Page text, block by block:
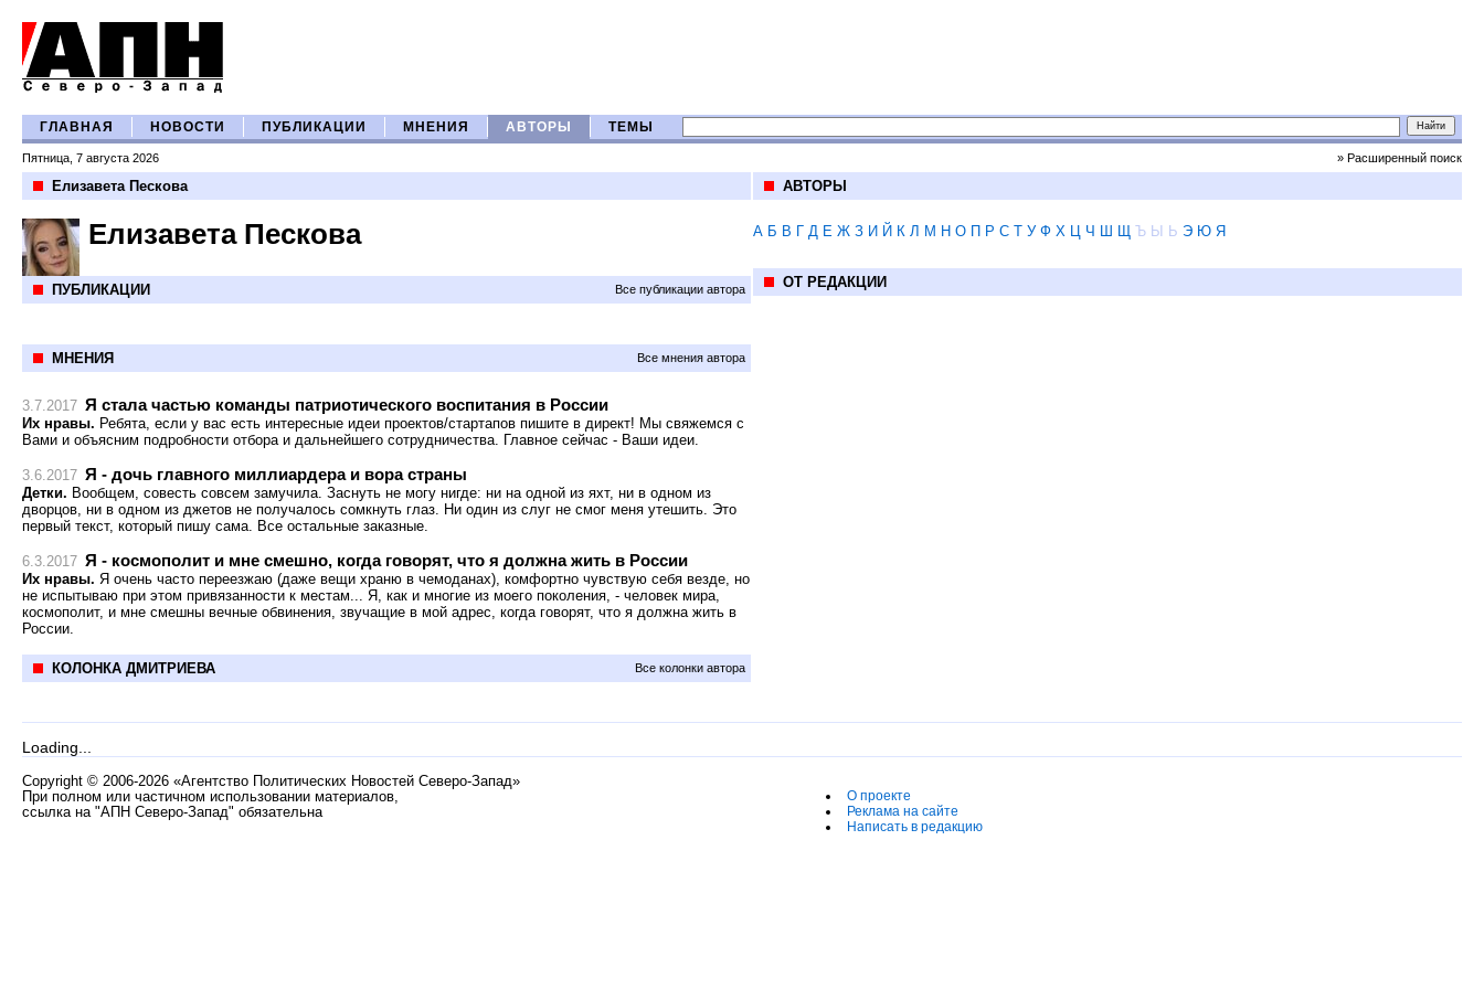
ГЛАВНАЯ НОВОСТИ ПУБЛИКАЦИИ МНЕНИЯ АВТОРЫ ТЕМЫ
Пятница, 7 августа 2026 » Расширенный поиск
Елизавета Пескова
Елизавета Пескова
ПУБЛИКАЦИИ Все публикации автора
МНЕНИЯ Все мнения автора
3.7.2017 Я стала частью команды патриотического воспитания в России
Их нравы. Ребята, если у вас есть интересные идеи проектов/стартапов пишите в директ! Мы свяжемся с
Вами и объясним подробности отбора и дальнейшего сотрудничества. Главное сейчас - Ваши идеи.
3.6.2017 Я - дочь главного миллиардера и вора страны
Детки. Вообщем, совесть совсем замучила. Заснуть не могу нигде: ни на одной из яхт, ни в одном из
дворцов, ни в одном из джетов не получалось сомкнуть глаз. Ни один из слуг не смог меня утешить. Это
первый текст, который пишу сама. Все остальные заказные.
6.3.2017 Я - космополит и мне смешно, когда говорят, что я должна жить в России
Их нравы. Я очень часто переезжаю (даже вещи храню в чемоданах), комфортно чувствую себя везде, но
не испытываю при этом привязанности к местам... Я, как и многие из моего поколения, - человек мира,
космополит, и мне смешны вечные обвинения, звучащие в мой адрес, когда говорят, что я должна жить в
России.
КОЛОНКА ДМИТРИЕВА Все колонки автора
АВТОРЫ
А Б В Г Д Е Ж З И Й К Л М Н О П Р С Т У Ф Х Ц Ч Ш Щ Ъ Ы Ь Э Ю Я
ОТ РЕДАКЦИИ
Loading...
Copyright © 2006-2026 «Агентство Политических Новостей Северо-Запад»
При полном или частичном использовании материалов,
ссылка на "АПН Северо-Запад" обязательна
О проекте
Реклама на сайте
Написать в редакцию